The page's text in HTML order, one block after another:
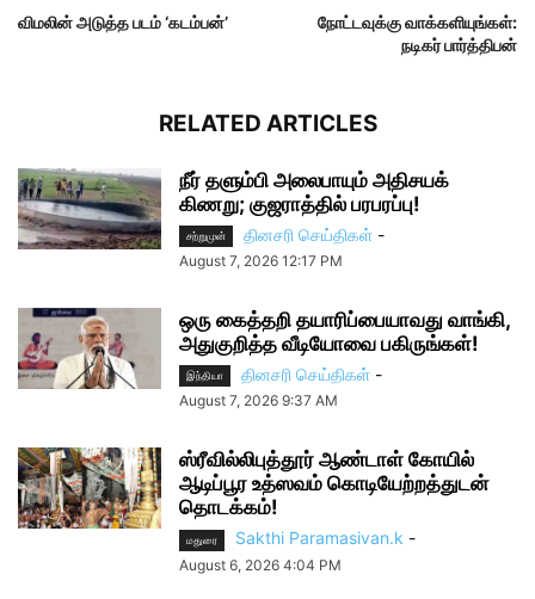
விமலின் அடுத்த படம் ‘கடம்பன்’
நோட்டவுக்கு வாக்களியுங்கள்:
நடிகர் பார்த்திபன்
RELATED ARTICLES
நீர் தளும்பி அலைபாயும் அதிசயக்
கிணறு; குஜராத்தில் பரபரப்பு!
சற்றுமுன் தினசரி செய்திகள் -
August 7, 2026 12:17 PM
ஒரு கைத்தறி தயாரிப்பையாவது வாங்கி,
அதுகுறித்த வீடியோவை பகிருங்கள்!
இந்தியா தினசரி செய்திகள் -
August 7, 2026 9:37 AM
ஸ்ரீவில்லிபுத்தூர் ஆண்டாள் கோயில்
ஆடிப்பூர உத்ஸவம் கொடியேற்றத்துடன்
தொடக்கம்!
மதுரை Sakthi Paramasivan.k -
August 6, 2026 4:04 PM